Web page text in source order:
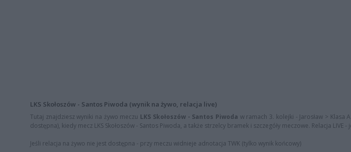
LKS Skołoszów - Santos Piwoda (wynik na żywo, relacja live)
Tutaj znajdziesz wyniki na żywo meczu LKS Skołoszów - Santos Piwoda w ramach 3. kolejki - Jarosław >
dostępna), kiedy mecz LKS Skołoszów - Santos Piwoda, a także strzelcy bramek i szczegóły meczowe. Relacja
Jeśli relacja na żywo nie jest dostępna - przy meczu widnieje adnotacja TWK (tylko wynik końcowy)